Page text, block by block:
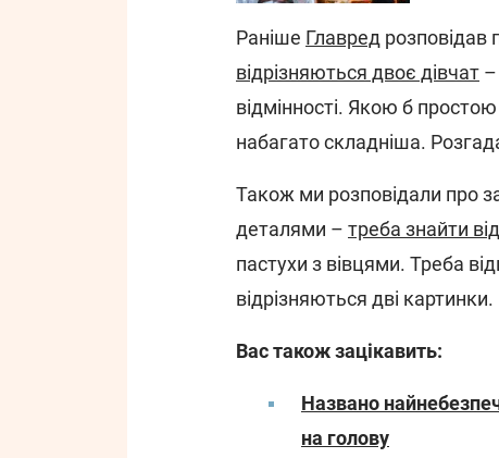
Раніше Главред розповідав
відрізняються двоє дівчат –
відмінності. Якою б
набагато складніша.
Також ми розповідали про
деталями – треба знайти
пастухи з вівцями. Треба
відрізняються дві картинки.
Вас також зацікавить:
Названо
на голову